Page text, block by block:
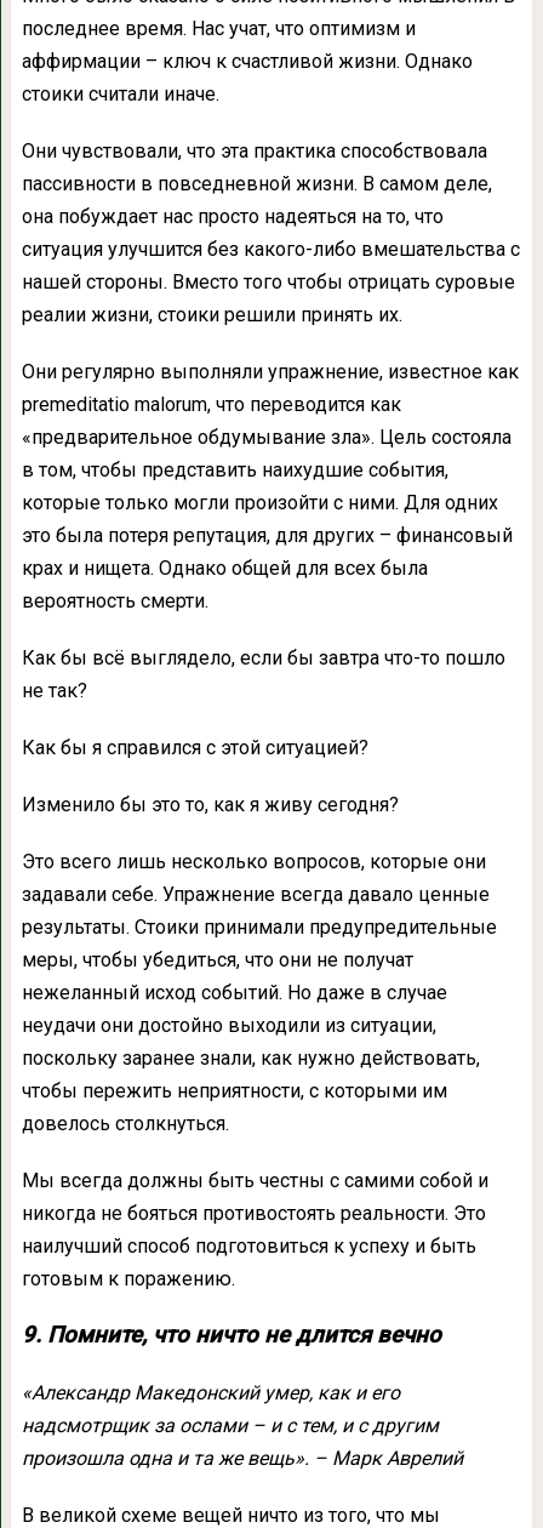
последнее время. Нас учат, что оптимизм и
аффирмации – ключ к счастливой жизни. Однако
стоики считали иначе.
Они чувствовали, что эта практика способствовала
пассивности в повседневной жизни. В самом деле,
она побуждает нас просто надеяться на то, что
ситуация улучшится без какого-либо вмешательства с
нашей стороны. Вместо того чтобы отрицать суровые
реалии жизни, стоики решили принять их.
Они регулярно выполняли упражнение, известное как
premeditatio malorum, что переводится как
«предварительное обдумывание зла». Цель состояла
в том, чтобы представить наихудшие события,
которые только могли произойти с ними. Для одних
это была потеря репутация, для других – финансовый
крах и нищета. Однако общей для всех была
вероятность смерти.
Как бы всё выглядело, если бы завтра что-то пошло
не так?
Как бы я справился с этой ситуацией?
Изменило бы это то, как я живу сегодня?
Это всего лишь несколько вопросов, которые они
задавали себе. Упражнение всегда давало ценные
результаты. Стоики принимали предупредительные
меры, чтобы убедиться, что они не получат
нежеланный исход событий. Но даже в случае
неудачи они достойно выходили из ситуации,
поскольку заранее знали, как нужно действовать,
чтобы пережить неприятности, с которыми им
довелось столкнуться.
Мы всегда должны быть честны с самими собой и
никогда не бояться противостоять реальности. Это
наилучший способ подготовиться к успеху и быть
готовым к поражению.
9. Помните, что ничто не длится вечно
«Александр Македонский умер, как и его
надсмотрщик за ослами – и с тем, и с другим
произошла одна и та же вещь». – Марк Аврелий
В великой схеме вещей ничто из того, что мы